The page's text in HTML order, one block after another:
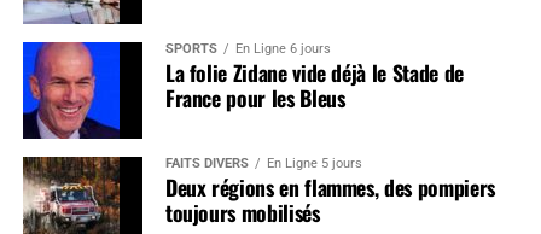
SPORTS En Ligne 6 jours
La folie Zidane vide déjà le Stade de
France pour les Bleus
FAITS DIVERS En Ligne 5 jours
Deux régions en flammes, des pompiers
toujours mobilisés